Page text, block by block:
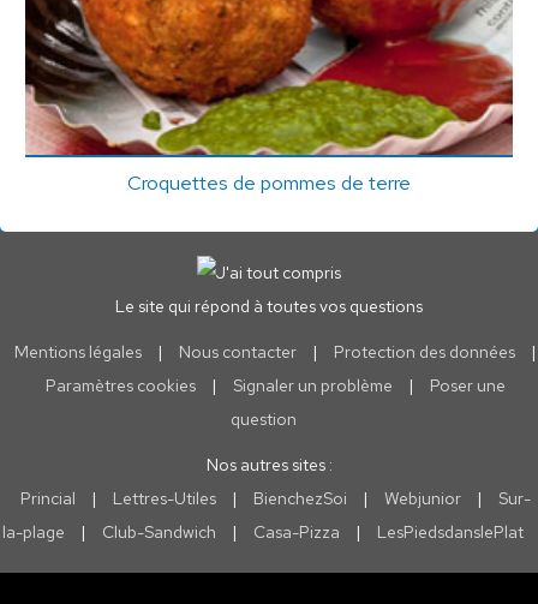
Croquettes de pommes de terre
Le site qui répond à toutes vos questions
Mentions légales | Nous contacter | Protection des données
|
Paramètres cookies
| Signaler un problème |
Poser une
question
Nos autres sites :
Princial
| Lettres-Utiles | BienchezSoi | Webjunior |
Sur-
la-plage
| Club-Sandwich | Casa-Pizza | LesPiedsdanslePlat